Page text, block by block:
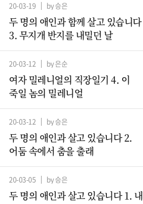
20-03-19 by 승은
두 명의 애인과 함께 살고 있습니다
3. 무지개 반지를 내밀던 날
20-03-12 by 은순
여자 밀레니얼의 직장일기 4. 이
죽일 놈의 밀레니얼
20-03-12 by 승은
두 명의 애인과 살고 있습니다 2.
어둠 속에서 춤을 출래
20-03-05 by 승은
두 명의 애인과 살고 있습니다 1. 내